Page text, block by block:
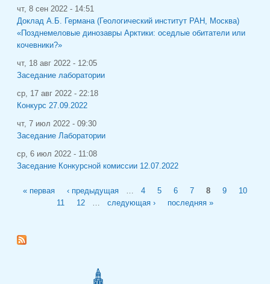
чт, 8 сен 2022 - 14:51
Доклад А.Б. Германа (Геологический институт РАН, Москва)
«Позднемеловые динозавры Арктики: оседлые обитатели или
кочевники?»
чт, 18 авг 2022 - 12:05
Заседание лаборатории
ср, 17 авг 2022 - 22:18
Конкурс 27.09.2022
чт, 7 июл 2022 - 09:30
Заседание Лаборатории
ср, 6 июл 2022 - 11:08
Заседание Конкурсной комиссии 12.07.2022
« первая ‹ предыдущая 4 5 6 7 8 9
10
11
12 следующая › последняя »